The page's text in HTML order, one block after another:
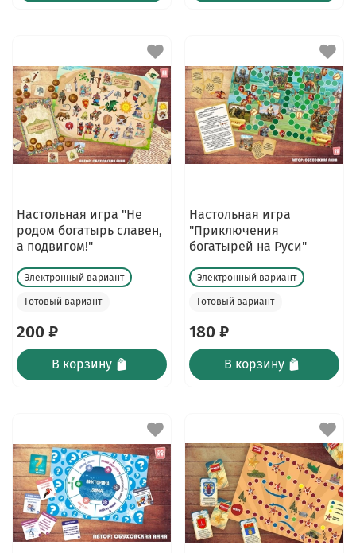
Настольная игра "Не
родом богатырь славен,
а подвигом!"
Электронный вариант
Готовый вариант
200 ₽
В корзину
Настольная игра
"Приключения
богатырей на Руси"
Электронный вариант
Готовый вариант
180 ₽
В корзину